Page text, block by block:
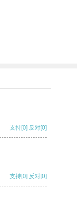
支持[0] 反对[0]
支持[0] 反对[0]